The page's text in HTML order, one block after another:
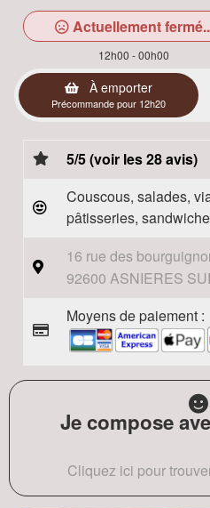
Actuellement
12h00 - 00h00
À emporter
Précommande pour 12h20
5/5 (voir les 28 avis)
Couscous, salades,
pâtisseries,
16 rue des
92600 ASNIERES
Moyens de paiement :
Je compose
Cliquez ici pour